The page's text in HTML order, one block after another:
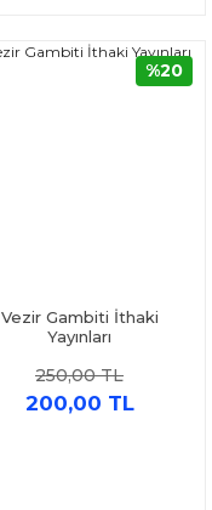
Vezir Gambiti İthaki
Yayınları
250,00 TL
200,00 TL
%20